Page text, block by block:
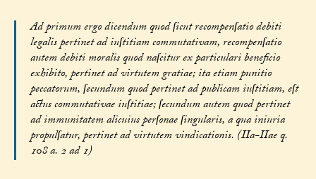
Ad primum ergo dicendum quod ſicut recompenſatio debiti
legalis pertinet ad iuſtitiam commutativam, recompenſatio
autem debiti moralis quod naſcitur ex particulari beneficio
exhibito, pertinet ad virtutem gratiae; ita etiam punitio
peccatorum, ſecundum quod pertinet ad publicam iuſtitiam, eſt
actus commutativae iuſtitiae; ſecundum autem quod pertinet
ad immunitatem alicuius perſonae ſingularis, a qua iniuria
propulſatur, pertinet ad virtutem vindicationis. (IIa-IIae q.
108 a. 2 ad 1)